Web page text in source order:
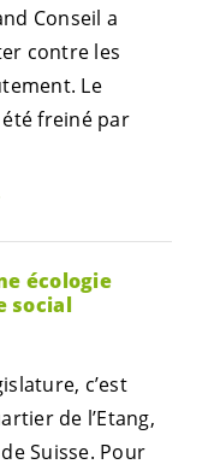
Conseil a
contre les
Le
freiné par
écologie
social
c’est
de l’Etang,
Suisse. Pour